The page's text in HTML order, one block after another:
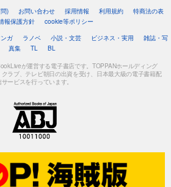
) お問い合わせ 採用情報 利用規約
特商法の表
報保護方針
cookie等ポリシー
ガ ラノベ 小説・文芸 ビジネス・実用
雑誌・写
真集
TL BL
が運営する電子書店です。TOPPANホールディング
ラブ、テレビ朝日の出資を受け、日本最大級の電子書籍配
サービスを行っています。